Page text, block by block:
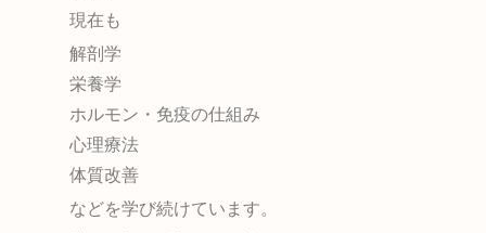
現在も
解剖学
栄養学
ホルモン・免疫の仕組み
心理療法
体質改善
などを学び続けています。